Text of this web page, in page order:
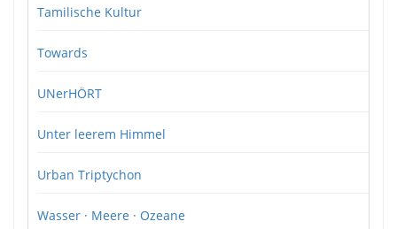
Tamilische Kultur
Towards
UNerHÖRT
Unter leerem Himmel
Urban Triptychon
Wasser · Meere · Ozeane